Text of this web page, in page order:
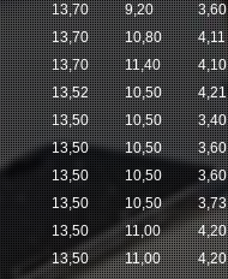
13,70 9,20 3,60
13,70 10,80 4,11
13,70 11,40 4,10
13,52 10,50 4,21
13,50 10,50 3,40
13,50 10,50 3,60
13,50 10,50 3,60
13,50 10,50 3,73
13,50 11,00 4,20
13,50 11,00 4,20